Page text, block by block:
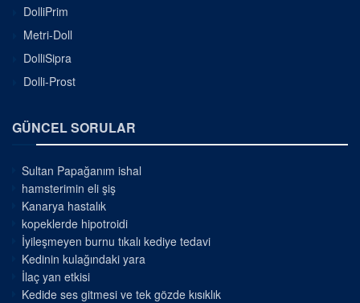
DolliPrim
Metri-Doll
DolliSipra
Dolli-Prost
GÜNCEL SORULAR
Sultan Papağanım ishal
hamsterimin eli şiş
Kanarya hastalık
kopeklerde hipotroidi
İyileşmeyen burnu tıkalı kediye tedavi
Kedinin kulağındaki yara
İlaç yan etkisi
Kedide ses gitmesi ve tek gözde kısıklık